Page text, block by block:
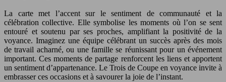
La carte met l’accent sur le sentiment de communauté et la
célébration collective. Elle symbolise les moments où l’on se sent
entouré et soutenu par ses proches, amplifiant la positivité de la
voyance. Imaginez une équipe célébrant un succès après des mois
de travail acharné, ou une famille se réunissant pour un événement
important. Ces moments de partage renforcent les liens et apportent
un sentiment d’appartenance. Le Trois de Coupe en voyance invite à
embrasser ces occasions et à savourer la joie de l’instant.